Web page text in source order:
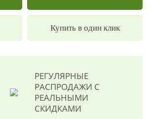
Купить в один клик
РЕГУЛЯРНЫЕ
РАСПРОДАЖИ С
РЕАЛЬНЫМИ
СКИДКАМИ